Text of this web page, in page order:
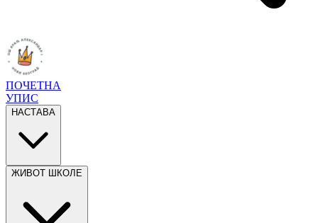
ПОЧЕТНА
УПИС
НАСТАВА
ЖИВОТ ШКОЛЕ